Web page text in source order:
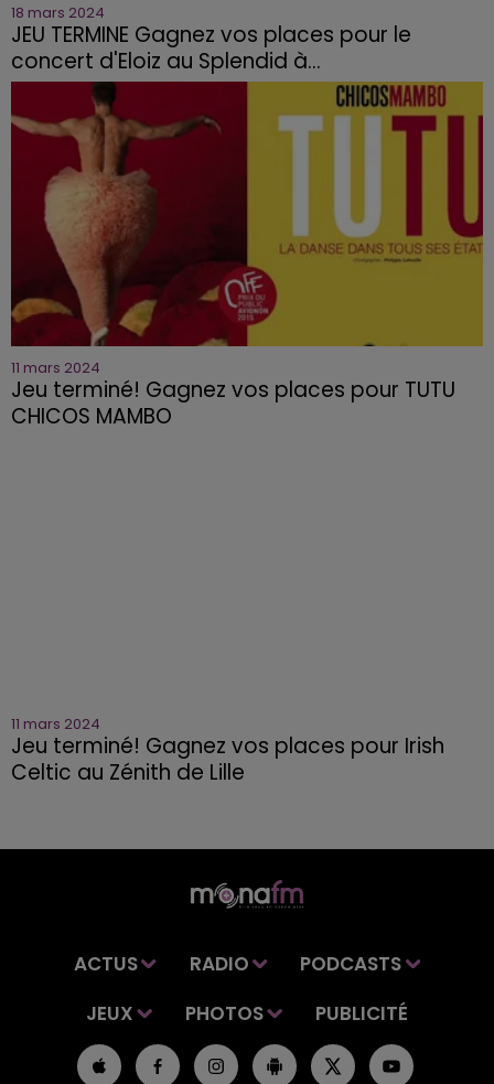
18 mars 2024
JEU TERMINE Gagnez vos places pour le
concert d'Eloiz au Splendid à...
11 mars 2024
Jeu terminé! Gagnez vos places pour TUTU
CHICOS MAMBO
11 mars 2024
Jeu terminé! Gagnez vos places pour Irish
Celtic au Zénith de Lille
ACTUS RADIO
PODCASTS
JEUX
PHOTOS PUBLICITÉ